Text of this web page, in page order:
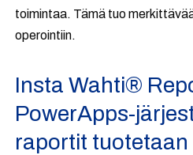
toimintaa. Tämä tuo
operointiin.
Insta Wahti®
PowerApps-
raportit tuotetaan